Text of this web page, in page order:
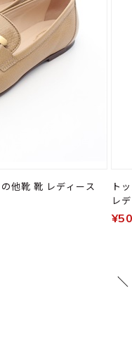
他靴 靴 レディース
ト
レ